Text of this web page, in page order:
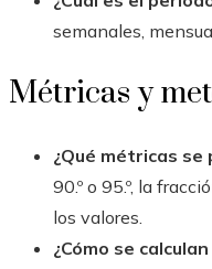
semanales,
Métricas y
¿Qué métricas se
90.º o 95.º, la
los valores.
¿Cómo se